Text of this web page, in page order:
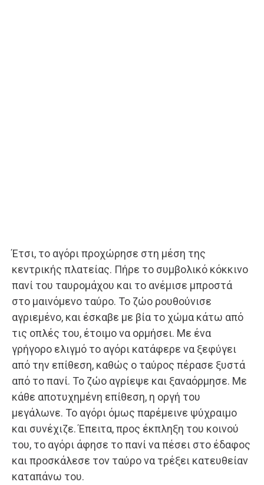
Έτσι, το αγόρι προχώρησε στη μέση της
κεντρικής πλατείας. Πήρε το συμβολικό κόκκινο
πανί του ταυρομάχου και το ανέμισε μπροστά
στο μαινόμενο ταύρο. Το ζώο ρουθούνισε
αγριεμένο, και έσκαβε με βία το χώμα κάτω από
τις οπλές του, έτοιμο να ορμήσει. Με ένα
γρήγορο ελιγμό το αγόρι κατάφερε να ξεφύγει
από την επίθεση, καθώς ο ταύρος πέρασε ξυστά
από το πανί. Το ζώο αγρίεψε και ξαναόρμησε. Με
κάθε αποτυχημένη επίθεση, η οργή του
μεγάλωνε. Το αγόρι όμως παρέμεινε ψύχραιμο
και συνέχιζε. Έπειτα, προς έκπληξη του κοινού
του, το αγόρι άφησε το πανί να πέσει στο έδαφος
και προσκάλεσε τον ταύρο να τρέξει κατευθείαν
καταπάνω του.